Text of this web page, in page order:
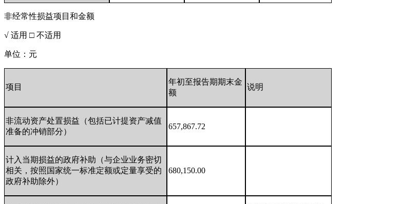
非经常性损益项目和金额
√ 适用 □ 不适用
单位：元
项目
年初至报告期期末金
额
说明
非流动资产处置损益（包括已计提资产减值
准备的冲销部分）
657,867.72
计入当期损益的政府补助（与企业业务密切
相关，按照国家统一标准定额或定量享受的
政府补助除外）
680,150.00